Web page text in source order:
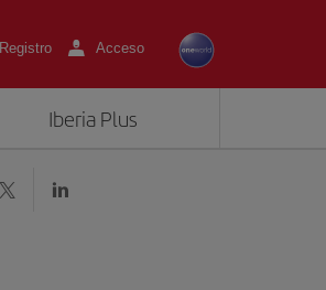
Registro Acceso
Iberia Plus